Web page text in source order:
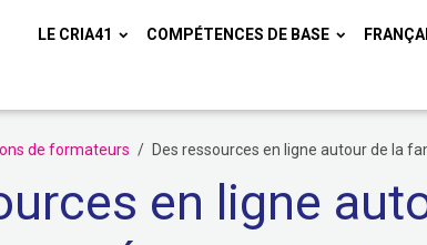
LE CRIA41 COMPÉTENCES DE BASE
de formateurs Des ressources en ligne autour de la
en ligne